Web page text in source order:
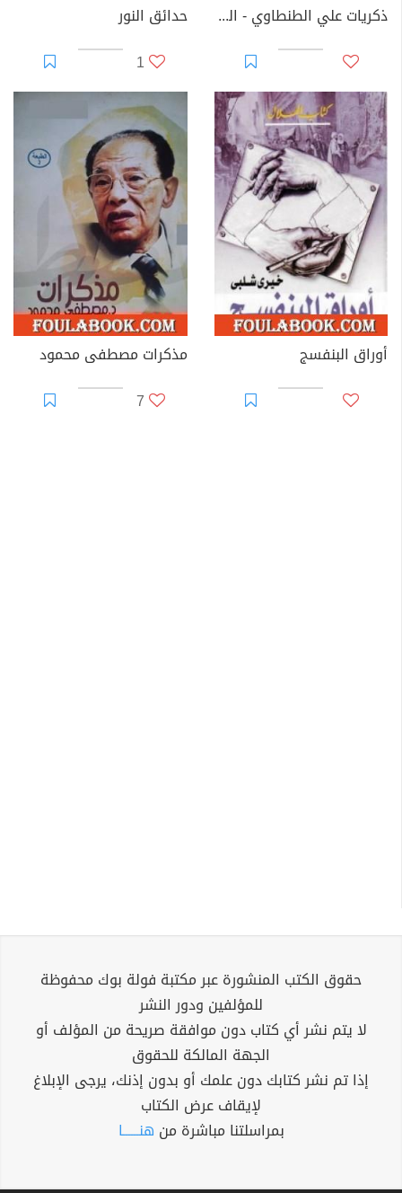
ذكريات علي الطنطاوي - الجزء الثاني
حدائق النور
1
أوراق البنفسج
مذكرات مصطفى محمود
7
حقوق الكتب المنشورة عبر مكتبة فولة بوك محفوظة
للمؤلفين ودور النشر
لا يتم نشر أي كتاب دون موافقة صريحة من المؤلف أو
الجهة المالكة للحقوق
إذا تم نشر كتابك دون علمك أو بدون إذنك، يرجى الإبلاغ
لإيقاف عرض الكتاب
بمراسلتنا مباشرة من هنــــــا